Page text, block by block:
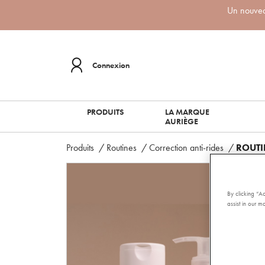
Un
Connexion
PRODUITS
LA MARQUE
AURIÈGE
Produits / Routines /Correction anti-rides /
By clicking
assist in our